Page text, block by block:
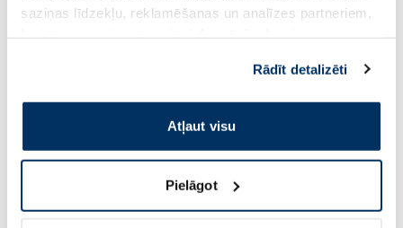
saziņas līdzekļu, reklamēšanas un analīzes partneriem,
pakalpojumus. Ja piekrītat šo papildu sīkdatņu
izmantošanai, lūdzu, atzīmējiet savu izvēli:
Rādīt detalizēti
Atļaut visu
Pielāgot
Kategorijas īpašie piedāvājumi